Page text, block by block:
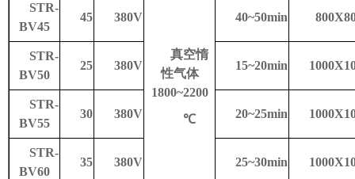
真空惰
性气体
1800~2200
℃
STR-
BV45
45 380V 40~50min
STR-
BV50
25 380V 15~20min
STR-
BV55
30 380V 20~25min
STR-
BV60
35 380V 25~30min